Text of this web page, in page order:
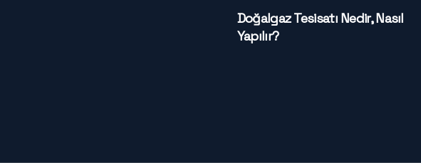
Doğalgaz Tesisatı Nedir, Nasıl
Yapılır?